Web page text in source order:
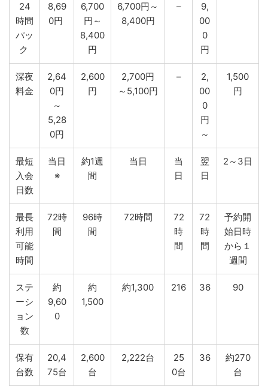
24
時間
パッ
ク
8,69
0円
6,700
円～
8,400
円
6,700円～
8,400円
–
9,
00
0
円
深夜
料金
2,64
0円
～
5,28
0円
2,600
円
2,700円
～5,100円
–
2,
00
0
円
～
1,500
円
最短
入会
日数
当日
※
約1週
間
当日
当
日
翌
日
2～3日
最長
利用
可能
時間
72時
間
96時
間
72時間
72
時
間
72
時
間
予約開
始日時
から１
週間
ステ
ーシ
ョン
数
約
9,60
0
約
1,500
約1,300 216 36 90
保有
台数
20,4
75台
2,600
台
2,222台
25
0台
36
約270
台